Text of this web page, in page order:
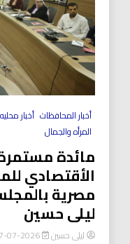
أخبار المحافظات أخبار محليه
المرأه والجمال
مائدة
الأقتصادي
مصرية
ليلى حسين
ليلى حسين 2026-07-17